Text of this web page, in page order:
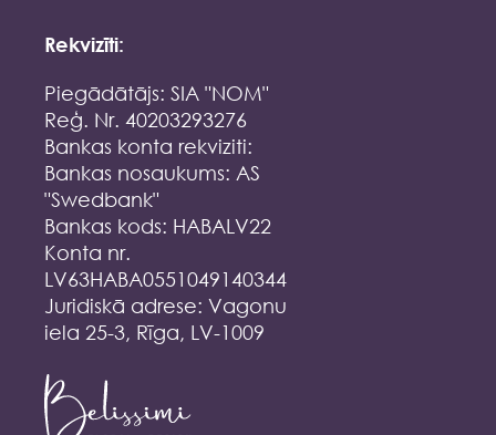
Rekvizīti:
Piegādātājs: SIA "NOM"
Reģ. Nr. 40203293276
Bankas konta rekviziti:
Bankas nosaukums: AS
"Swedbank"
Bankas kods: HABALV22
Konta nr.
LV63HABA0551049140344
Juridiskā adrese: Vagonu
iela 25-3, Rīga, LV-1009